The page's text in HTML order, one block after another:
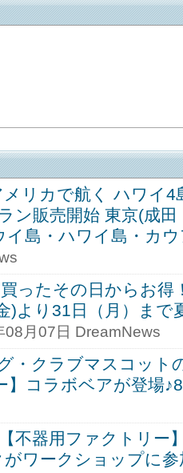
リカで航く ハワイ4
ン販売開始 東京(成
イ島・ハワイ島・カ
買ったその日からお得
)より31日（月）まで
08月07日 DreamNews
・クラブマスコット
】コラボベアが登場
不器用ファクトリー
ワークショップに